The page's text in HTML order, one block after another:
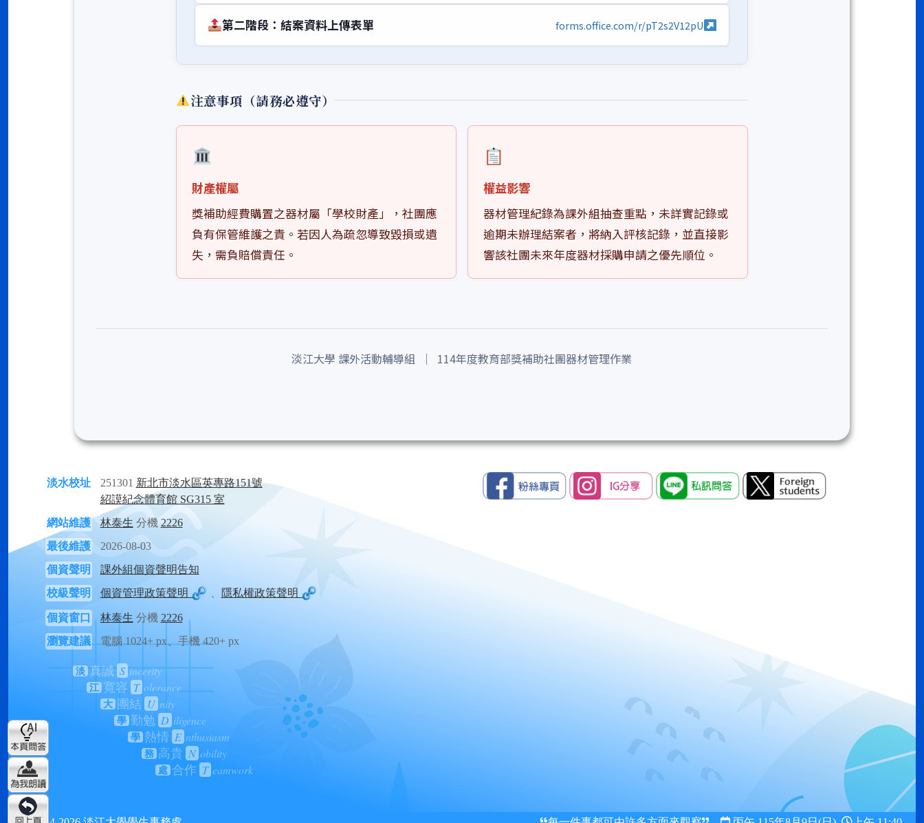
第二階段：結案資料上傳表單 forms.office.com/r/pT2s2V12pU
注意事項（請務必遵守）
財產權屬
獎補助經費購置之器材屬「學校財產」，社團應
負有保管維護之責。若因人為疏忽導致毀損或遺
失，需負賠償責任。
權益影響
器材管理紀錄為課外組抽查重點，未詳實記錄或
逾期未辦理結案者，將納入評核記錄，並直接影
響該社團未來年度器材採購申請之優先順位。
淡江大學 課外活動輔導組 ｜ 114年度教育部獎補助社團器材管理作業
淡水校址 251301 新北市淡水區英專路151號
紹謨紀念體育館 SG315 室
網站維護
林泰生 分機 2226
最後維護
2026-08-03
個資聲明
課外組個資聲明告知
校級聲明
個資管理政策聲明 、 隱私權政策聲明
個資窗口 林泰生 分機 2226
瀏覽建議
電腦 1024+ px、手機 420+ px
淡 真誠 S incerity
江 寬容 T olerance
大 團結 U nity
學 勤勉 D iligence
學 熱情 E nthusiasm
務 高貴 N obility
處 合作 T eamwork